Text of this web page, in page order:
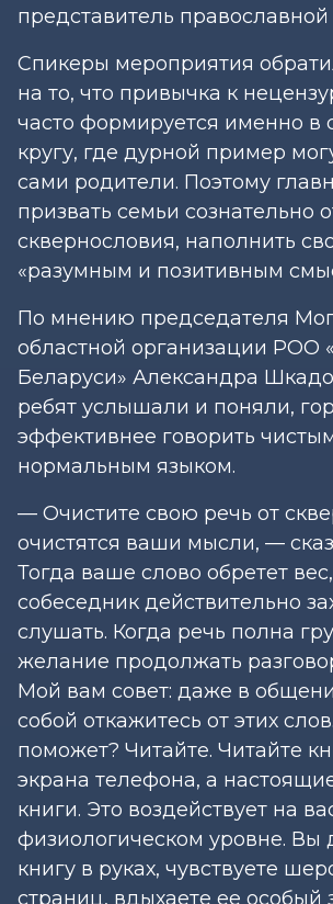
представитель
Спикеры мероприятия
на то, что привычка к
часто формируется именно в
кругу, где дурной пример
сами родители. Поэтому
призвать семьи сознательно
сквернословия, наполнить
«разумным и позитивным
По мнению председателя
областной организации РОО
Беларуси» Александра
ребят услышали и поняли,
эффективнее говорить
нормальным языком.
— Очистите свою речь от
очистятся ваши мысли, —
Тогда ваше слово обретет
собеседник действительно
слушать. Когда речь полна
желание продолжать
Мой вам совет: даже в
собой откажитесь от этих
поможет? Читайте. Читайте
экрана телефона, а
книги. Это воздействует на
физиологическом уровне. Вы
книгу в руках, чувствуете
страниц, вдыхаете ее особый